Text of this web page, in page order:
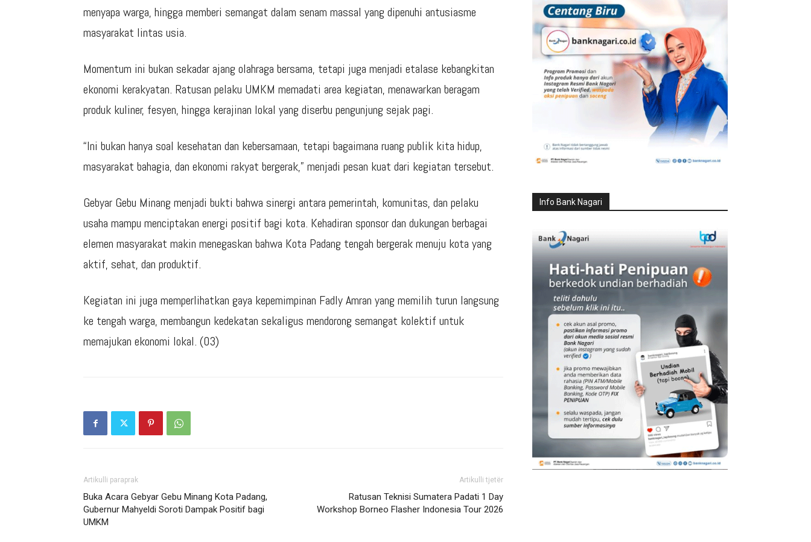
menyapa warga, hingga memberi semangat dalam senam massal yang dipenuhi antusiasme
masyarakat lintas usia.
Momentum ini bukan sekadar ajang olahraga bersama, tetapi juga menjadi etalase kebangkitan
ekonomi kerakyatan. Ratusan pelaku UMKM memadati area kegiatan, menawarkan beragam
produk kuliner, fesyen, hingga kerajinan lokal yang diserbu pengunjung sejak pagi.
“Ini bukan hanya soal kesehatan dan kebersamaan, tetapi bagaimana ruang publik kita hidup,
masyarakat bahagia, dan ekonomi rakyat bergerak,” menjadi pesan kuat dari kegiatan tersebut.
Gebyar Gebu Minang menjadi bukti bahwa sinergi antara pemerintah, komunitas, dan pelaku
usaha mampu menciptakan energi positif bagi kota. Kehadiran sponsor dan dukungan berbagai
elemen masyarakat makin menegaskan bahwa Kota Padang tengah bergerak menuju kota yang
aktif, sehat, dan produktif.
Kegiatan ini juga memperlihatkan gaya kepemimpinan Fadly Amran yang memilih turun langsung
ke tengah warga, membangun kedekatan sekaligus mendorong semangat kolektif untuk
memajukan ekonomi lokal. (03)
Artikulli paraprak
Buka Acara Gebyar Gebu Minang Kota Padang,
Gubernur Mahyeldi Soroti Dampak Positif bagi
UMKM
Artikulli tjetër
Ratusan Teknisi Sumatera Padati 1 Day
Workshop Borneo Flasher Indonesia Tour 2026
Info Bank Nagari